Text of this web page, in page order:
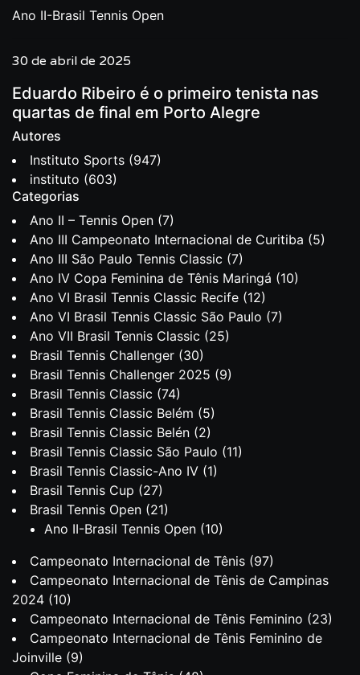
Ano II-Brasil Tennis Open
30 de abril de 2025
Eduardo Ribeiro é o primeiro tenista nas
quartas de final em Porto Alegre
Autores
Instituto Sports (947)
instituto (603)
Categorias
Ano II – Tennis Open (7)
Ano III Campeonato Internacional de Curitiba (5)
Ano III São Paulo Tennis Classic (7)
Ano IV Copa Feminina de Tênis Maringá (10)
Ano VI Brasil Tennis Classic Recife (12)
Ano VI Brasil Tennis Classic São Paulo (7)
Ano VII Brasil Tennis Classic (25)
Brasil Tennis Challenger (30)
Brasil Tennis Challenger 2025 (9)
Brasil Tennis Classic (74)
Brasil Tennis Classic Belém (5)
Brasil Tennis Classic Belén (2)
Brasil Tennis Classic São Paulo (11)
Brasil Tennis Classic-Ano IV (1)
Brasil Tennis Cup (27)
Brasil Tennis Open (21)
Ano II-Brasil Tennis Open (10)
Campeonato Internacional de Tênis (97)
Campeonato Internacional de Tênis de Campinas
2024 (10)
Campeonato Internacional de Tênis Feminino (23)
Campeonato Internacional de Tênis Feminino de
Joinville (9)